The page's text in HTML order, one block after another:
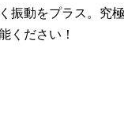
振動をプラス。究極
ください！